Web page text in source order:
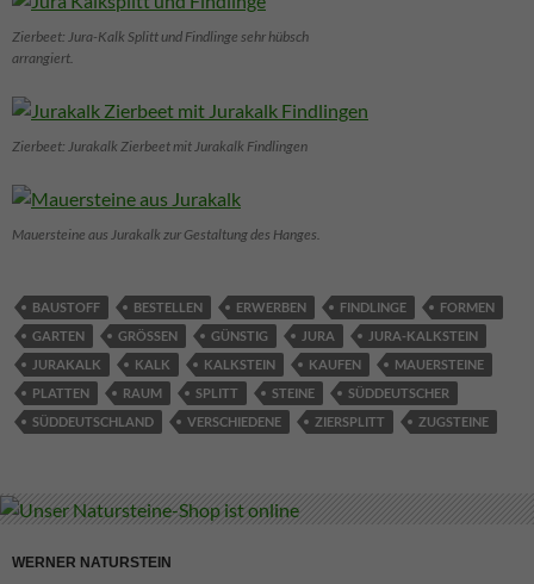
Zierbeet: Jura-Kalk Splitt und Findlinge sehr hübsch
arrangiert.
Zierbeet: Jurakalk Zierbeet mit Jurakalk Findlingen
Mauersteine aus Jurakalk zur Gestaltung des Hanges.
BAUSTOFF BESTELLEN ERWERBEN FINDLINGE
FORMEN
GARTEN
GRÖSSEN GÜNSTIG JURA
JURA-KALKSTEIN
JURAKALK
KALK KALKSTEIN KAUFEN
MAUERSTEINE
PLATTEN
RAUM SPLITT STEINE
SÜDDEUTSCHER
SÜDDEUTSCHLAND
VERSCHIEDENE ZIERSPLITT ZUGSTEINE
WERNER NATURSTEIN